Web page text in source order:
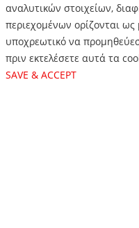
αναλυτικών στοιχείων,
περιεχομένων ορίζονται
υποχρεωτικό να
πριν εκτελέσετε αυτά τα
SAVE & ACCEPT